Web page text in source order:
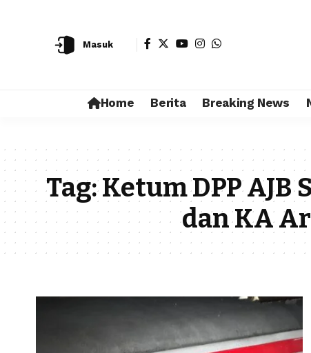
Masuk
Home Berita Breaking News
Tag:Ketum DPP AJB
dan KA